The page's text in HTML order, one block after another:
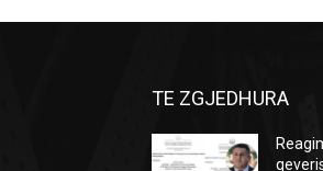
TE ZGJEDHURA